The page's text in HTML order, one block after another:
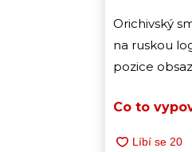
Orichivský
na ruskou
pozice
Co to